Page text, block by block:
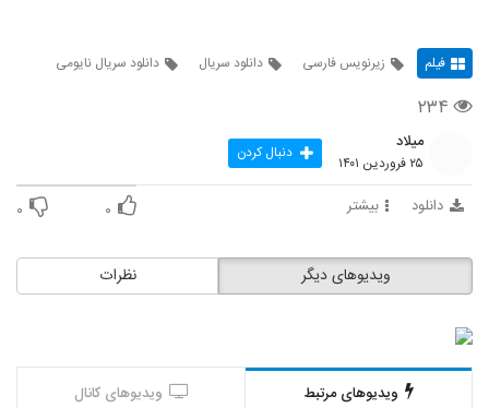
فیلم زیرنویس فارسی دانلود سریال دانلود سریال نایومی
۲۳۴
میلاد
۲۵ فروردین ۱۴۰۱ دنبال کردن
دانلود بیشتر ۰ ۰
نظرات ویدیوهای دیگر
ویدیوهای مرتبط ویدیوهای کانال